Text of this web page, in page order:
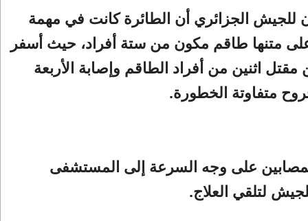
للجيش الجزائري أن الطائرة كانت في مهمة
متنها طاقم مكون من ستة أفراد، حيث أسفر
اثنين من أفراد الطاقم وإصابة الأربعة
متفاوتة الخطورة.
على وجه السرعة إلى المستشفى
لتلقي العلاج.